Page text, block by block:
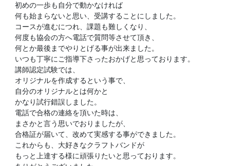
初めの一歩も自分で動かなければ
何も始まらないと思い、受講することにしました。
コースが進むにつれ、課題も難しくなり、
何度も協会の方へ電話で質問等させて頂き、
何とか最後までやりとげる事が出来ました。
いつも丁寧にご指導下さったおかげと思っております。
講師認定試験では、
オリジナルを作成するという事で、
自分のオリジナルとは何かと
かなり試行錯誤しました。
電話で合格の連絡を頂いた時は、
まさかと言う思いでおりましたが、
合格証が届いて、改めて実感する事ができました。
これからも、大好きなクラフトバンドが
もっと上達する様に頑張りたいと思っております。